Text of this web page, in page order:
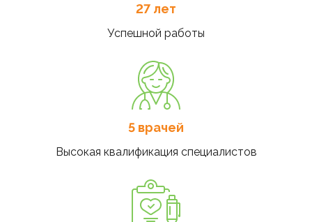
27 лет
Успешной работы
5 врачей
Высокая квалификация специалистов